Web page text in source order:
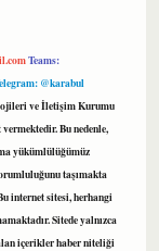
Teams:
@karabul
ve İletişim Kurumu
Bu nedenle,
yükümlülüğümüz
taşımakta
internet sitesi, herhangi
Sitede yalnızca
içerikler haber niteliği